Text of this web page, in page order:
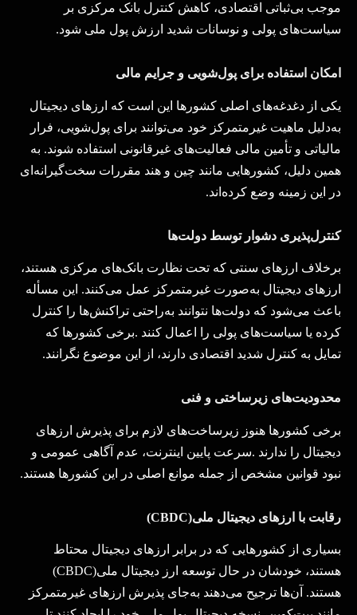
موجب بی‌ثباتی اقتصادی، کاهش کنترل بانک مرکزی بر
سیاست‌های پولی و نوسانات شدید ارزش پول ملی شود.
امکان استفاده برای پول‌شویی و جرایم مالی
یکی از دغدغه‌های اصلی کشورها این است که ارزهای دیجیتال
به‌دلیل ماهیت غیرمتمرکز خود می‌توانند برای پول‌شویی، فرار
مالیاتی و تأمین مالی فعالیت‌های غیرقانونی استفاده شوند. به
همین دلیل، کشورهایی مانند چین و هند مقررات سخت‌گیرانه‌ای
در این زمینه وضع کرده‌اند.
کنترل‌پذیری دشوار توسط دولت‌ها
برخلاف ارزهای سنتی که تحت نظارت بانک‌های مرکزی هستند،
ارزهای دیجیتال به‌صورت غیرمتمرکز عمل می‌کنند. این مسأله
باعث می‌شود که دولت‌ها نتوانند به‌راحتی تراکنش‌ها را کنترل
کرده یا سیاست‌های پولی را اعمال کنند .برخی کشورها که
تمایل به کنترل شدید اقتصادی دارند، از این موضوع نگرانند.
محدودیت‌های زیرساختی و فنی
برخی کشورها هنوز زیرساخت‌های لازم برای پذیرش ارزهای
دیجیتال را ندارند .سرعت پایین اینترنت، عدم آگاهی عمومی و
نبود قوانین مشخص از جمله موانع اصلی در این کشورها هستند.
رقابت با ارزهای دیجیتال ملی(CBDC)
بسیاری از کشورهایی که در برابر ارزهای دیجیتال محتاط
هستند، خودشان در حال توسعه ارز دیجیتال ملی(CBDC)
هستند. آن‌ها ترجیح می‌دهند به‌جای پذیرش ارزهای غیرمتمرکز